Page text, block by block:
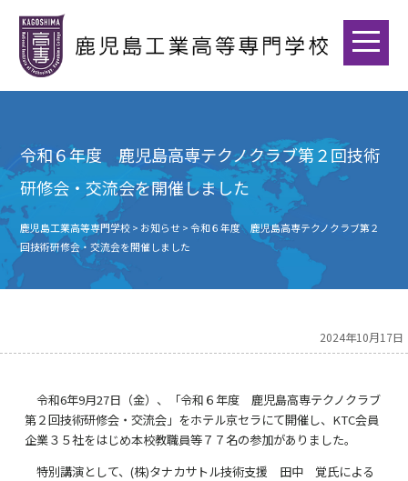
令和６年度 鹿児島高専テクノクラブ第２回技術
研修会・交流会を開催しました
鹿児島工業高等専門学校> お知らせ >令和６年度 鹿児島高専テクノクラブ第２
回技術研修会・交流会を開催しました
2024年10月17日
令和6年9月27日（金）、「令和６年度 鹿児島高専テクノクラブ
第２回技術研修会・交流会」をホテル京セラにて開催し、 KTC会員
企業３５社をはじめ本校教職員等７７名の参加がありました。
特別講演として、 (株)タナカサトル技術支援 田中 覚氏による